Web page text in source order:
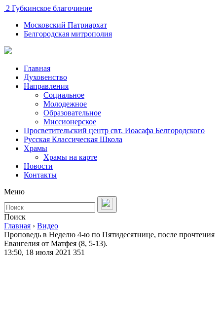
2 Губкинское благочиние
Московский Патриархат
Белгородская митрополия
Главная
Духовенство
Направления
Социальное
Молодежное
Образовательное
Миссионерское
Просветительский центр свт. Иоасафа Белгородского
Русская Классическая Школа
Храмы
Храмы на карте
Новости
Контакты
Меню
Поиск
Главная › Видео
Проповедь в Неделю 4-ю по Пятидесятнице, после прочтения
Евангелия от Матфея (8, 5-13).
13:50, 18 июля 2021 351